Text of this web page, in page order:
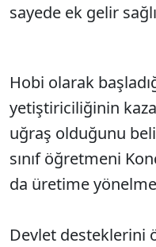
sayede ek gelir
Hobi olarak
yetiştiriciliğinin
uğraş olduğunu
sınıf öğretmeni
da üretime
Devlet desteklerini